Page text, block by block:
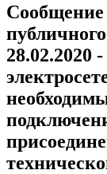
Сообщение
28.02.2020